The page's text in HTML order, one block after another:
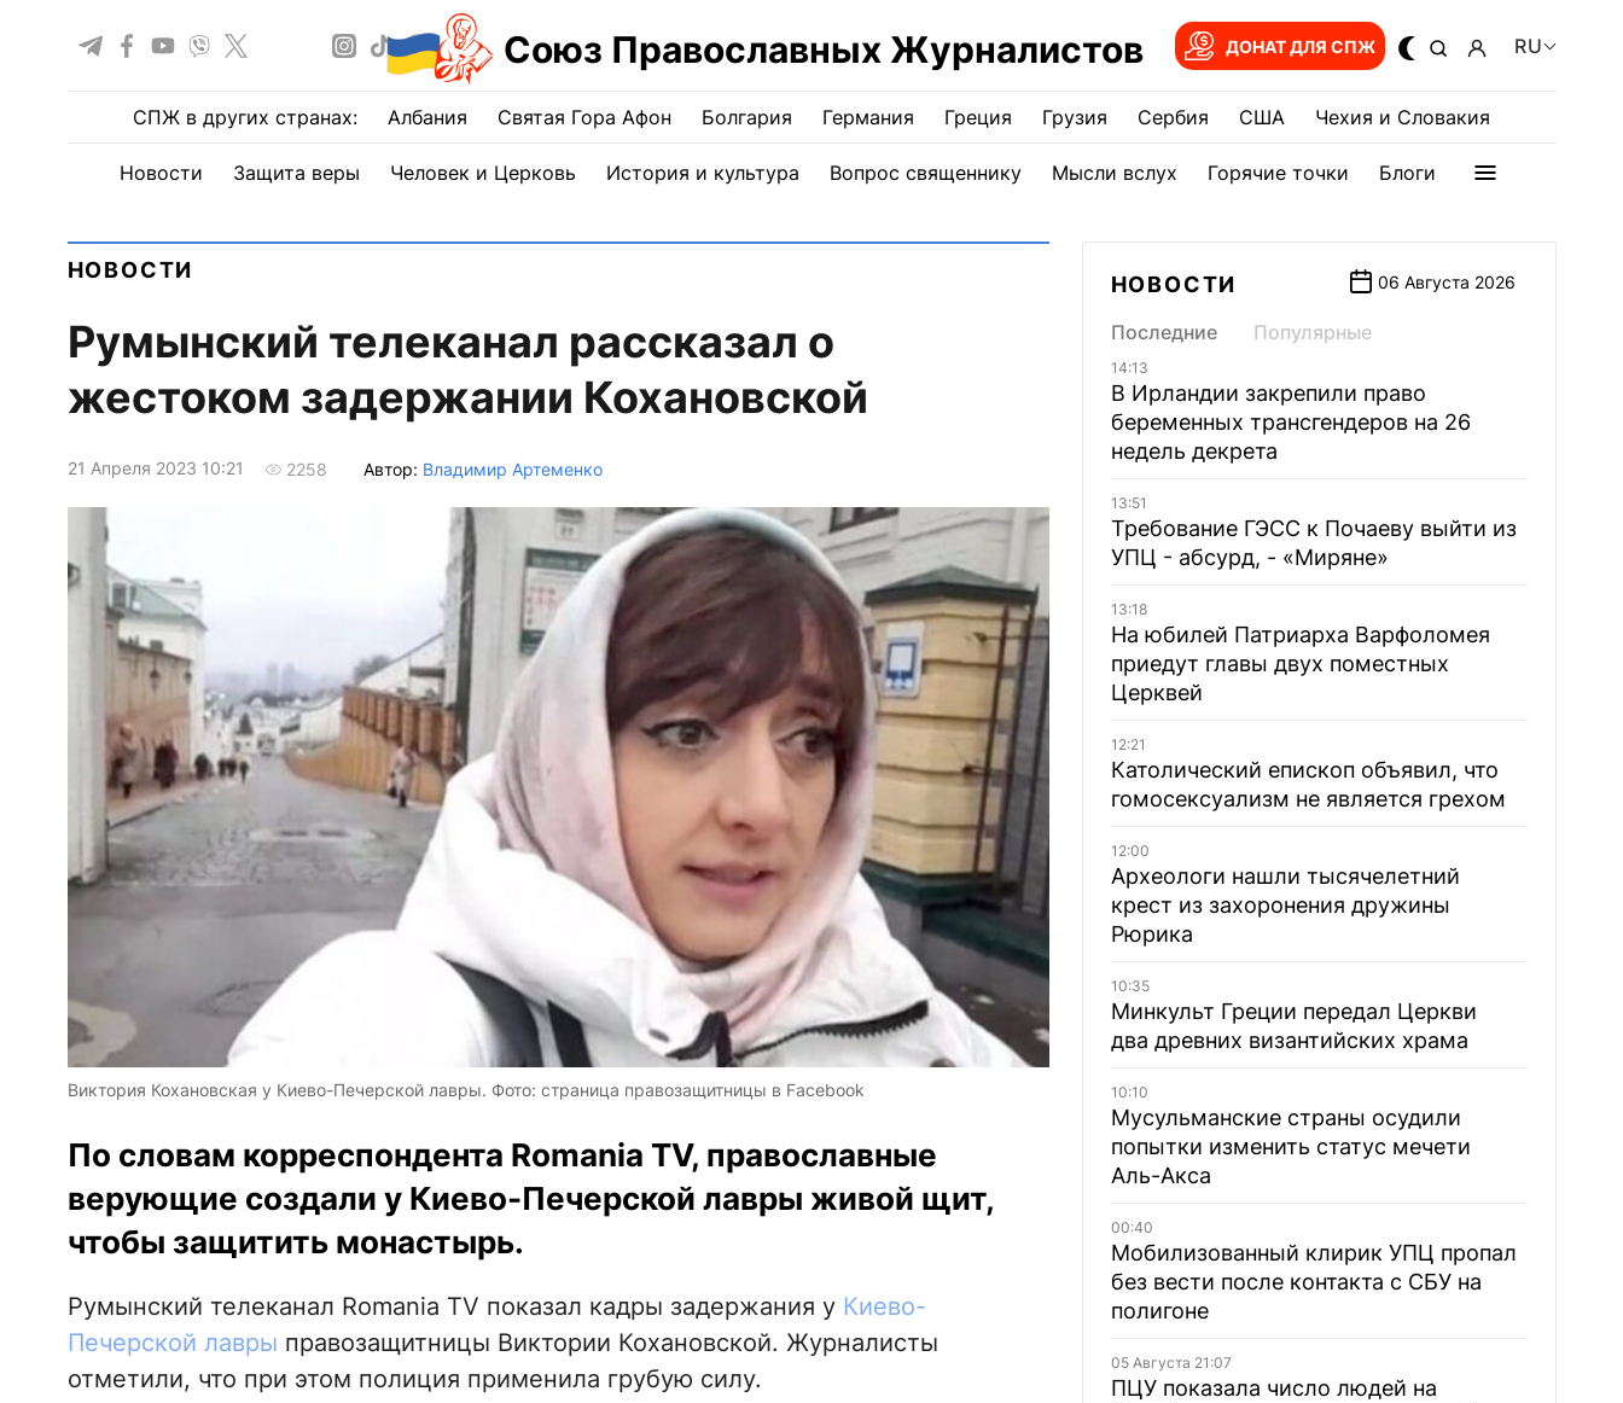
Союз Православных Журналистов ДОНАТ ДЛЯ СПЖ RU
СПЖ в других странах: Албания Святая Гора Афон Болгария Германия Греция Грузия Сербия США Чехия и Словакия
Новости Защита веры Человек и Церковь История и культура Вопрос священнику Мысли вслух Горячие точки Блоги
НОВОСТИ
Румынский телеканал рассказал о
жестоком задержании Кохановской
21 Апреля 2023 10:21 2258 Автор: Владимир Артеменко
Виктория Кохановская у Киево-Печерской лавры. Фото: страница правозащитницы в Facebook
По словам корреспондента Romania TV, православные
верующие создали у Киево-Печерской лавры живой щит,
чтобы защитить монастырь.
Румынский телеканал Romania TV показал кадры задержания у Киево-
Печерской лавры правозащитницы Виктории Кохановской. Журналисты
отметили, что при этом полиция применила грубую силу.
НОВОСТИ 06 Августа 2026
Последние Популярные
14:13
В Ирландии закрепили право
беременных трансгендеров на 26
недель декрета
13:51
Требование ГЭСС к Почаеву выйти из
УПЦ - абсурд, - «Миряне»
13:18
На юбилей Патриарха Варфоломея
приедут главы двух поместных
Церквей
12:21
Католический епископ объявил, что
гомосексуализм не является грехом
12:00
Археологи нашли тысячелетний
крест из захоронения дружины
Рюрика
10:35
Минкульт Греции передал Церкви
два древних византийских храма
10:10
Мусульманские страны осудили
попытки изменить статус мечети
Аль-Акса
00:40
Мобилизованный клирик УПЦ пропал
без вести после контакта с СБУ на
полигоне
05 Августа 21:07
ПЦУ показала число людей на